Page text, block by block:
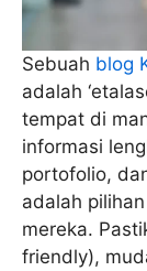
Sebuah blog
adalah
tempat di
informasi
portofolio,
adalah
mereka.
friendly),